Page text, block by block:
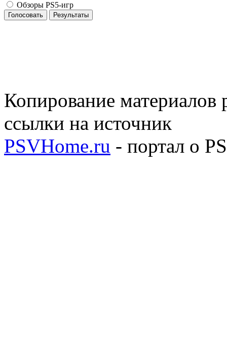
Обзоры PS5-игр
Голосовать Результаты
Копирование материалов
ссылки на источник
PSVHome.ru - портал о